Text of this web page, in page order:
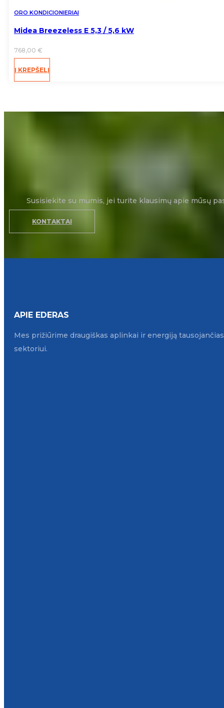
ORO KONDICIONIERIAI
Midea Breezeless E 5,3 / 5,6 kW
768,00 €
Į KREPŠELĮ
Susisiekite su mumis, jei turite klausimų apie mūsų
KONTAKTAI
APIE EDERAS
Mes prižiūrime draugiškas aplinkai ir energiją
sektoriui.